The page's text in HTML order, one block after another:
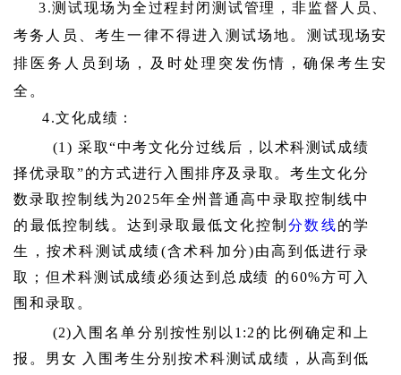
3.测试现场为全过程封闭测试管理，非监督人员、
考务人员、考生一律不得进入测试场地。测试现场安
排医务人员到场，及时处理突发伤情，确保考生安
全。
4.文化成绩：
(1) 采取“中考文化分过线后，以术科测试成绩
择优录取”的方式进行入围排序及录取。考生文化分
数录取控制线为2025年全州普通高中录取控制线中
的最低控制线。达到录取最低文化控制分数线的学
生，按术科测试成绩(含术科加分)由高到低进行录
取；但术科测试成绩必须达到总成绩 的60%方可入
围和录取 。
(2)入围名单分别按性别以1:2的比例确定和上
报。男女 入围考生分别按术科测试成绩，从高到低